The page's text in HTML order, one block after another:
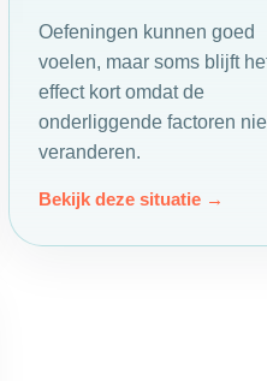
Oefeningen kunnen goed
voelen, maar soms blijft
effect kort omdat de
onderliggende factoren
veranderen.
Bekijk deze situatie